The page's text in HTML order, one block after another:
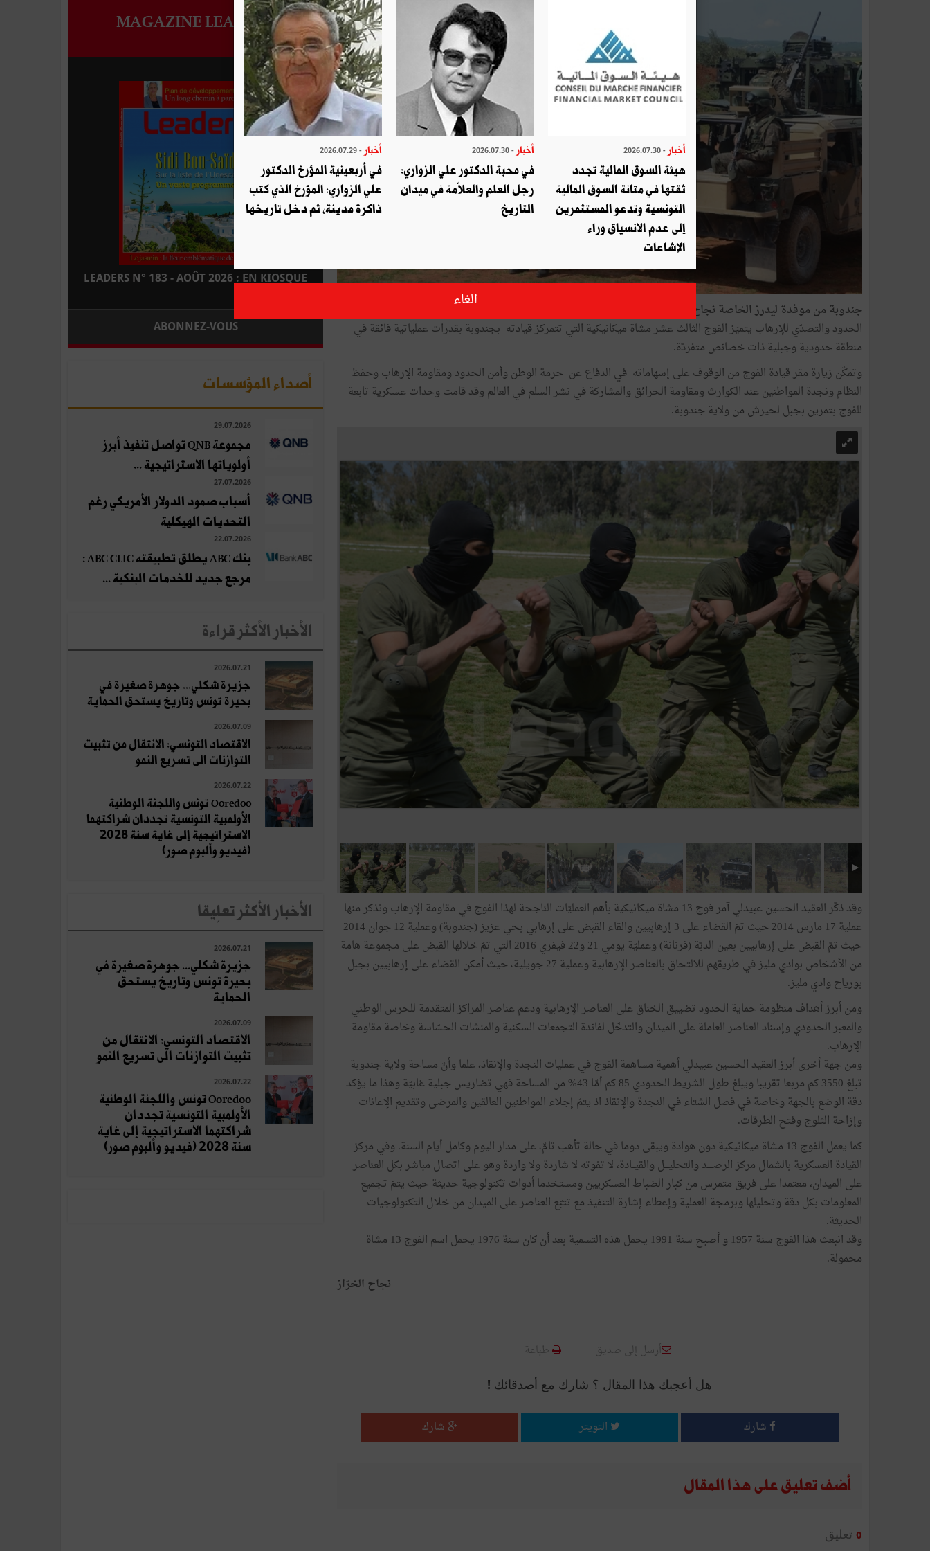
جندوبة من موفدة ليدرز الخاصة نجاح الخرّاز -
في إطار الدور الفعّال الذي تقوم به قوات الجيش التونسي في حماية
الحدود والتصدّي للإرهاب يتميّز الفوج الثالث عشر مشاة ميكانيكية التي تتمركز قيادته بجندوبة بقدرات عملياتية فائقة في
منطقة حدودية وجبلية ذات خصائص متفردّة.
وتمكّن زيارة مقر قيادة الفوج من الوقوف على إسهاماته في الدفاع عن حرمة الوطن وأمن الحدود ومقاومة الإرهاب وحفظ
النظام ونجدة المواطنين عند الكوارث ومقاومة الحرائق والمشاركة في نشر السلم في العالم وقد قامت وحدات عسكرية تابعة
للفوج بتمرين بجبل لحيرش من ولاية جندوبة.
وقد ذكّر العقيد الحسين عبيدلي آمر فوج 13 مشاة ميكانيكية بأهم العمليّات الناجحة لهذا الفوج في مقاومة الإرهاب ونذكر منها
عملية 17 مارس 2014 حيث تمّ القضاء على 3 إرهابيين والقاء القبض على إرهابي بحي عزيز (جندوبة) وعملية 12 جوان 2014
حيث تمّ القبض على إرهابيين بعين الدبّة (فرنانة) وعمليّة يومي 21 و22 فيفري 2016 التي تمّ خلالها القبض على مجموعة هامة
من الأشخاص بوادي مليز في طريقهم للالتحاق بالعناصر الإرهابية وعملية 27 جويلية، حيث أمكن القضاء على إرهابيين بجبل
بورياح وادي مليز.
ومن أبرز أهداف منظومة حماية الحدود تضييق الخناق على العناصر الإرهابية ودعم عناصر المراكز المتقدمة للحرس الوطني
والمعبر الحدودي وإسناد العناصر العاملة على الميدان والتدخّل لفائدة التجمعات السكنية والمنشات الحسّاسة وخاصة مقاومة
الإرهاب.
ومن جهة أخرى أبرز العقيد الحسين عبيدلي أهمية مساهمة الفوج في عمليات النجدة والإنقاذ، علما وأنّ مساحة ولاية جندوبة
تبلغ 3550 كم مربعا تقريبا ويبلغ طول الشريط الحدودي 85 كم أمّا 43% من المساحة فهي تضاريس جبلية غابيّة وهذا ما يؤكد
دقة الوضع بالجهة وخاصة في فصل الشتاء في النجدة والإنقاذ اذ يتمّ إجلاء المواطنين العالقين والمرضى وتقديم الإعانات
وإزاحة الثلوج وفتح الطرقات.
كما يعمل الفوج 13 مشاة ميكانيكية دون هوادة ويبقى دوما في حالة تأهب تامّ، على مدار اليوم وكامل أيام السنة. وفي مركز
القيادة العسكرية بالشمال مركز الرصــــد والتحليـــل والقيــادة، لا تفوته لا شاردة ولا واردة وهو على اتصال مباشر بكل العناصر
على الميدان، معتمدا على فريق متمرس من كبار الضباط العسكريين ومستخدما أدوات تكنولوجية حديثة حيث يتمّ تجميع
المعلومات بكل دقة وتحليلها وبرمجة العملية وإعطاء إشارة التنفيذ مع تتبّع العناصر على الميدان من خلال التكنولوجيات
الحديثة.
وقد انبعث هذا الفوج سنة 1957 و أصبح سنة 1991 يحمل هذه التسمية بعد أن كان سنة 1976 يحمل اسم الفوج 13 مشاة
محمولة.
نجاح الخرّاز
أرسل إلى صديق طباعة
هل أعجبك هذا المقال ؟ شارك مع أصدقائك !
شارك التويتر شارك
أضف تعليق على هذا المقال
0 تعليق
MAGAZINE LEADERS
LEADERS N° 183 - AOÛT 2026 : EN KIOSQUE
ABONNEZ-VOUS
أصداء المؤسسات
29.07.2026
مجموعة QNB تواصل تنفيذ أبرز
أولوياتها الاستراتيجية ...
27.07.2026
أسباب صمود الدولار الأمريكي رغم
التحديات الهيكلية
22.07.2026
بنك ABC يطلق تطبيقته ABC CLIC :
مرجع جديد للخدمات البنكية ...
الأخبار الأكثر قراءة
2026.07.21
جزيرة شكلي... جوهرة صغيرة في
بحيرة تونس وتاريخ يستحق الحماية
2026.07.09
الاقتصاد التونسي: الانتقال من تثبيت
التوازنات الى تسريع النمو
2026.07.22
Ooredoo تونس واللجنة الوطنية
الأولمبية التونسية تجددان شراكتهما
الاستراتيجية إلى غاية سنة 2028
(فيديو وألبوم صور)
الأخبار الأكثر تعلِيقا
2026.07.21
جزيرة شكلي... جوهرة صغيرة في
بحيرة تونس وتاريخ يستحق
الحماية
2026.07.09
الاقتصاد التونسي: الانتقال من
تثبيت التوازنات الى تسريع النمو
2026.07.22
Ooredoo تونس واللجنة الوطنية
الأولمبية التونسية تجددان
شراكتهما الاستراتيجية إلى غاية
سنة 2028 (فيديو وألبوم صور)
أخبار - 2026.07.30
هيئة السوق المالية تجدد
ثقتها في متانة السوق المالية
التونسية وتدعو المستثمرين
إلى عدم الانسياق وراء
الإشاعات
أخبار - 2026.07.30
في محبة الدكتور علي الزواري:
رجل العلم والعلاّمة في ميدان
التاريخ
أخبار - 2026.07.29
في أربعينية المؤرخ الدكتور
علي الزواري: المؤرخ الذي كتب
ذاكرة مدينة، ثم دخل تاريخها
الغاء